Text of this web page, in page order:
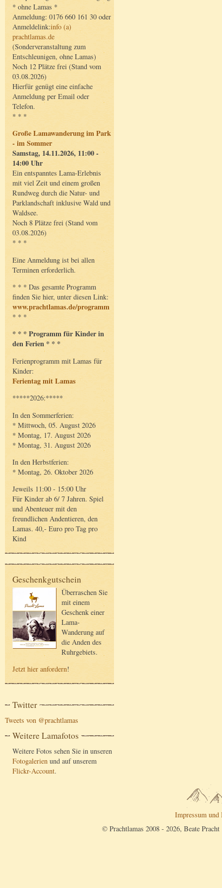
* ohne Lamas *
Anmeldung: 0176 660 161 30 oder
Anmeldelink:info (a)
prachtlamas.de
(Sonderveranstaltung zum
Entschleunigen, ohne Lamas)
Noch 12 Plätze frei (Stand vom
03.08.2026)
Hierfür genügt eine einfache
Anmeldung per Email oder
Telefon.
* * *
Große Lamawanderung im Park
- im Sommer
Samstag, 14.11.2026, 11:00 -
14:00 Uhr
Ein entspanntes Lama-Erlebnis
mit viel Zeit und einem großen
Rundweg durch die Natur- und
Parklandschaft inklusive Wald und
Waldsee.
Noch 8 Plätze frei (Stand vom
03.08.2026)
* * *
Eine Anmeldung ist bei allen
Terminen erforderlich.
* * * Das gesamte Programm
finden Sie hier, unter diesen Link:
www.prachtlamas.de/programm
* * *
* * * Programm für Kinder in
den Ferien * * *
Ferienprogramm mit Lamas für
Kinder:
Ferientag mit Lamas
*****2026:*****
In den Sommerferien:
* Mittwoch, 05. August 2026
* Montag, 17. August 2026
* Montag, 31. August 2026
In den Herbstferien:
* Montag, 26. Oktober 2026
Jeweils 11:00 - 15:00 Uhr
Für Kinder ab 6/ 7 Jahren. Spiel
und Abenteuer mit den
freundlichen Andentieren, den
Lamas. 40,- Euro pro Tag pro
Kind
Geschenkgutschein
Überraschen Sie
mit einem
Geschenk einer
Lama-
Wanderung auf
die Anden des
Ruhrgebiets.
Jetzt hier anfordern!
Twitter
Tweets von @prachtlamas
Weitere Lamafotos
Weitere Fotos sehen Sie in unseren
Fotogalerien und auf unserem
Flickr-Account.
Impressum und
© Prachtlamas 2008 - 2026, Beate Pracht